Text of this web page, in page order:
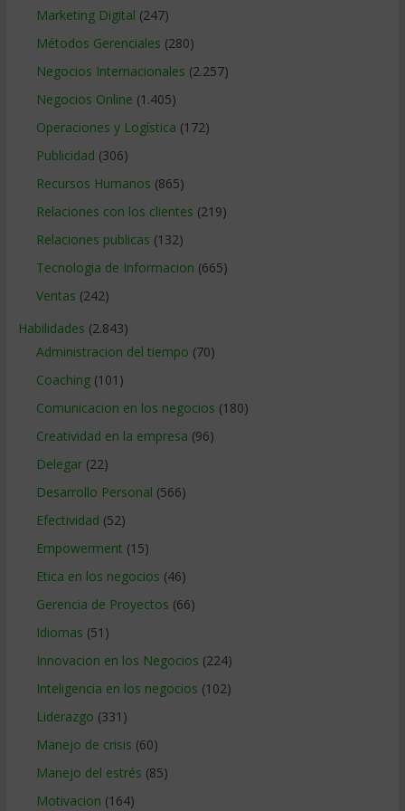
Marketing Digital (247)
Métodos Gerenciales (280)
Negocios Internacionales (2.257)
Negocios Online (1.405)
Operaciones y Logística (172)
Publicidad (306)
Recursos Humanos (865)
Relaciones con los clientes (219)
Relaciones publicas (132)
Tecnologia de Informacion (665)
Ventas (242)
Habilidades (2.843)
Administracion del tiempo (70)
Coaching(101)
Comunicacion en los negocios (180)
Creatividad en la empresa (96)
Delegar(22)
Desarrollo Personal (566)
Efectividad (52)
Empowerment (15)
Etica en los negocios (46)
Gerencia de Proyectos (66)
Idiomas (51)
Innovacion en los Negocios (224)
Inteligencia en los negocios (102)
Liderazgo (331)
Manejo de crisis (60)
Manejo del estrés (85)
Motivacion (164)